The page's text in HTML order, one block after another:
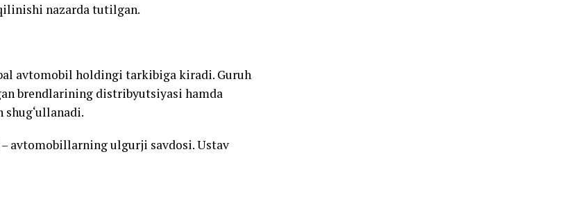
nazarda tutilgan.
avtomobil holdingi tarkibiga kiradi. Guruh
brendlarining distribyutsiyasi hamda
avtomobillarning ulgurji savdosi. Ustav